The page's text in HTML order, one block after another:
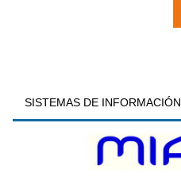
SISTEMAS DE INFORMACIÓN